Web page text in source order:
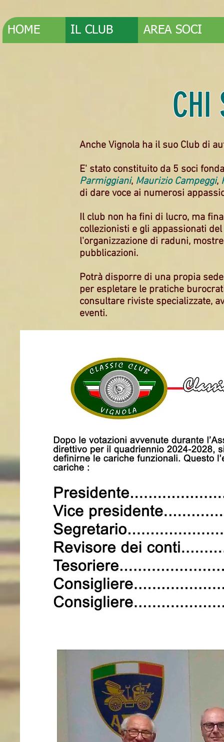
HOME IL CLUB AREA SOCI
CHI
Anche Vignola ha il suo Club di
E' stato constituito da 5 soci
Parmiggiani, Maurizio Campeggi,
di dare voce ai numerosi
Il club non ha fini di lucro, ma
collezionisti e gli appassionati
l'organizzazione di raduni,
pubblicazioni.
Potrà disporre di una propia
per espletare le pratiche
consultare riviste specializzate,
eventi.